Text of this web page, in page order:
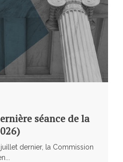
séance de la
dernier, la Commission